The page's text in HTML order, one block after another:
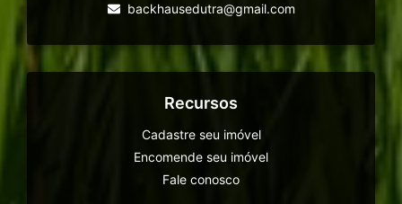
backhausedutra@gmail.com
Recursos
Cadastre seu imóvel
Encomende seu imóvel
Fale conosco